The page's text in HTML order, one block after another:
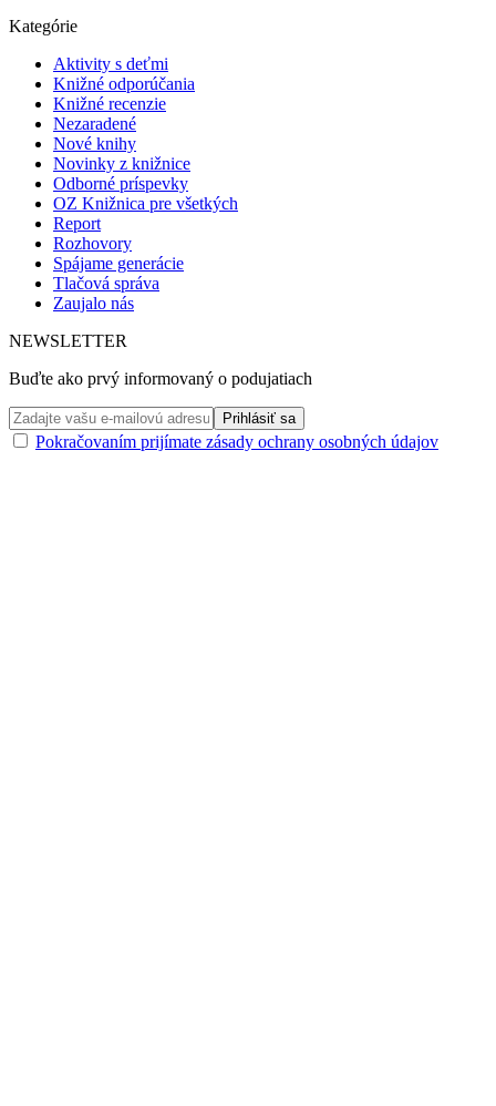
Kategórie
Aktivity s deťmi
Knižné odporúčania
Knižné recenzie
Nezaradené
Nové knihy
Novinky z knižnice
Odborné príspevky
OZ Knižnica pre všetkých
Report
Rozhovory
Spájame generácie
Tlačová správa
Zaujalo nás
NEWSLETTER
Buďte ako prvý informovaný o podujatiach
Pokračovaním prijímate zásady ochrany osobných údajov